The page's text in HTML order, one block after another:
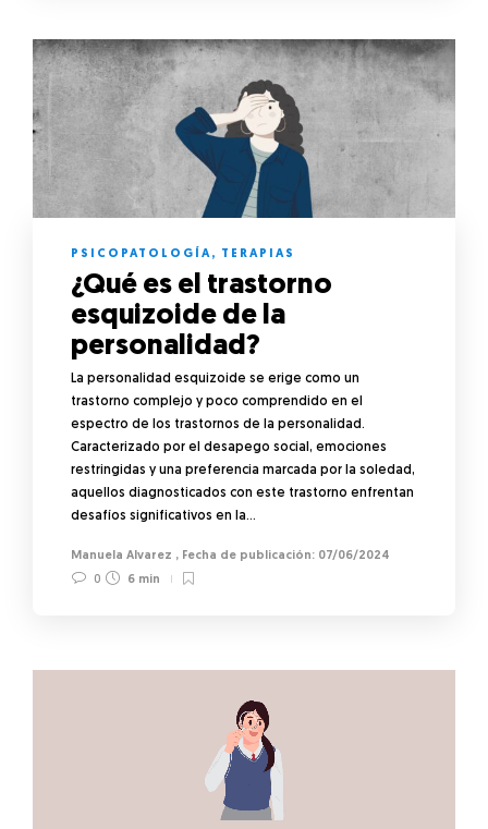
PSICOPATOLOGÍA, TERAPIAS
¿Qué es el trastorno
esquizoide de la
personalidad?
La personalidad esquizoide se erige como un
trastorno complejo y poco comprendido en el
espectro de los trastornos de la personalidad.
Caracterizado por el desapego social, emociones
restringidas y una preferencia marcada por la soledad,
aquellos diagnosticados con este trastorno enfrentan
desafíos significativos en la…
Manuela Alvarez ,
07/06/2024
0
6 min